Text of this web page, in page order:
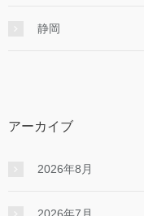
静岡
アーカイブ
2026年8月